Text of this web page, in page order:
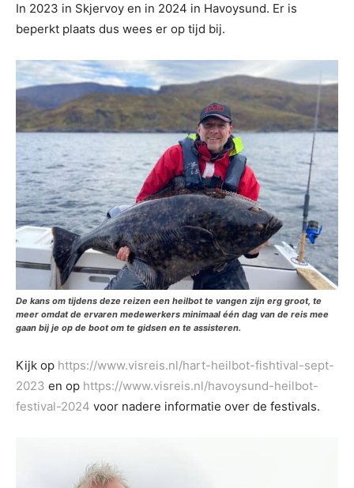
In 2023 in Skjervoy en in 2024 in Havoysund. Er is
beperkt plaats dus wees er op tijd bij.
De kans om tijdens deze reizen een heilbot te vangen zijn erg groot, te
meer omdat de ervaren medewerkers minimaal één dag van de reis mee
gaan bij je op de boot om te gidsen en te assisteren.
Kijk op https://www.visreis.nl/hart-heilbot-fishtival-sept-
2023 en op https://www.visreis.nl/havoysund-heilbot-
festival-2024 voor nadere informatie over de festivals.